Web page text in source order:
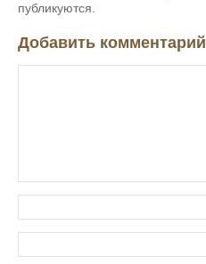
публикуются.
Добавить комментарий